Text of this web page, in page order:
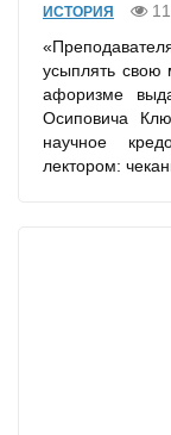
ИСТОРИЯ
усыплять свою
афоризме
Осиповича
научное
лектором: